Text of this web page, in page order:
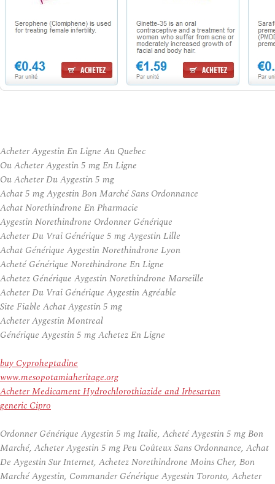
Acheter Aygestin En Ligne Au Quebec
Ou Acheter Aygestin 5 mg En Ligne
Ou Acheter Du Aygestin 5 mg
Achat 5 mg Aygestin Bon Marché Sans Ordonnance
Achat Norethindrone En Pharmacie
Aygestin Norethindrone Ordonner Générique
Acheter Du Vrai Générique 5 mg Aygestin Lille
Achat Générique Aygestin Norethindrone Lyon
Acheté Générique Norethindrone En Ligne
Achetez Générique Aygestin Norethindrone Marseille
Acheter Du Vrai Générique Aygestin Agréable
Site Fiable Achat Aygestin 5 mg
Acheter Aygestin Montreal
Générique Aygestin 5 mg Achetez En Ligne
buy Cyproheptadine
www.mesopotamiaheritage.org
Acheter Medicament Hydrochlorothiazide and Irbesartan
generic Cipro
Ordonner Générique Aygestin 5 mg Italie, Acheté Aygestin 5 mg Bon
Marché, Acheter Aygestin 5 mg Peu Coûteux Sans Ordonnance, Achat
De Aygestin Sur Internet, Achetez Norethindrone Moins Cher, Bon
Marché Aygestin, Commander Générique Aygestin Toronto, Acheter